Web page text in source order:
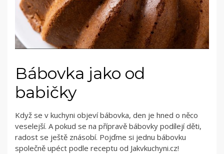
Bábovka jako od
babičky
Když se v kuchyni objeví bábovka, den je hned o něco
veselejší. A pokud se na přípravě bábovky podílejí děti,
radost se ještě znásobí. Pojďme si jednu bábovku
společně upéct podle receptu od Jakvkuchyni.cz!